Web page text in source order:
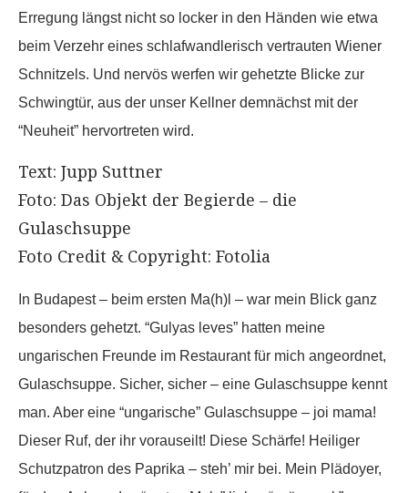
Erregung längst nicht so locker in den Händen wie etwa
beim Verzehr eines schlafwandlerisch vertrauten Wiener
Schnitzels. Und nervös werfen wir gehetzte Blicke zur
Schwingtür, aus der unser Kellner demnächst mit der
“Neuheit” hervortreten wird.
Text: Jupp Suttner
Foto: Das Objekt der Begierde – die
Gulaschsuppe
Foto Credit & Copyright: Fotolia
In Budapest – beim ersten Ma(h)l – war mein Blick ganz
besonders gehetzt. “Gulyas leves” hatten meine
ungarischen Freunde im Restaurant für mich angeordnet,
Gulaschsuppe. Sicher, sicher – eine Gulaschsuppe kennt
man. Aber eine “ungarische” Gulaschsuppe – joi mama!
Dieser Ruf, der ihr vorauseilt! Diese Schärfe! Heiliger
Schutzpatron des Paprika – steh’ mir bei. Mein Plädoyer,